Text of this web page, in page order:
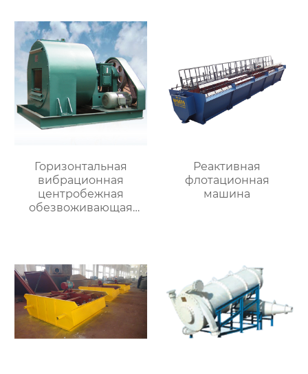
Горизонтальная
вибрационная
центробежная
обезвоживающая
Реактивная
флотационная
машина